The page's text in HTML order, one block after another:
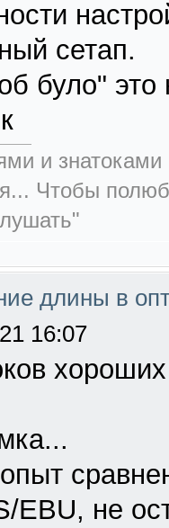
сетап.
було" это
и
Чтобы
длины в
16:07
хороших
EBU, не